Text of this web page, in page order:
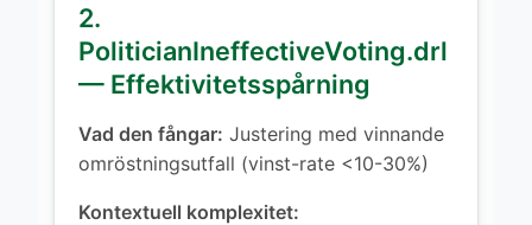
2.
PoliticianIneffectiveVoting.drl
— Effektivitetsspårning
Vad den fångar: Justering med vinnande
omröstningsutfall (vinst-rate <10-30%)
Kontextuell komplexitet: